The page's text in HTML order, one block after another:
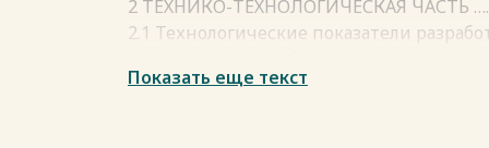
2 ТЕХНИКО-ТЕХНОЛОГИЧЕСКАЯ ЧАСТЬ
2.1 Технологические показатели
2.2 Анализ эффективности
Показать еще текст